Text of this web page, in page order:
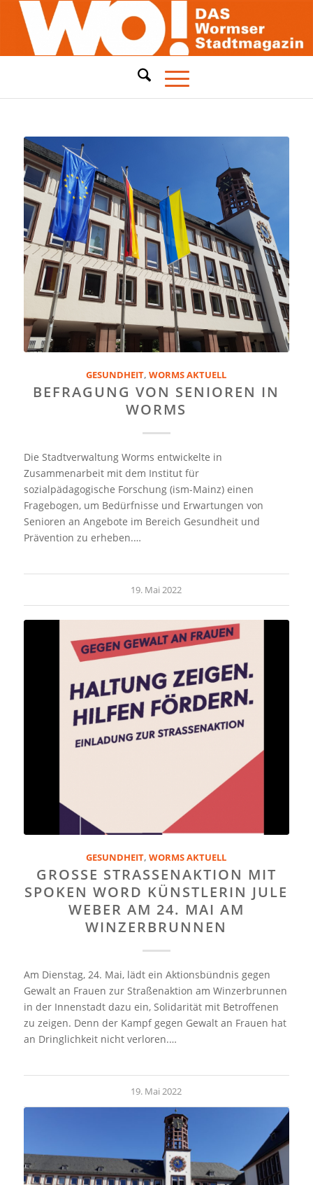
GESUNDHEIT,WORMS AKTUELL
BEFRAGUNG VON SENIOREN IN
WORMS
Die Stadtverwaltung Worms entwickelte in
Zusammenarbeit mit dem Institut für
sozialpädagogische Forschung (ism-Mainz) einen
Fragebogen, um Bedürfnisse und Erwartungen von
Senioren an Angebote im Bereich Gesundheit und
Prävention zu erheben.…
19. Mai 2022
GESUNDHEIT,WORMS AKTUELL
GROSSE STRASSENAKTION MIT SP
OKEN WORD KÜNSTLERIN JULE WE
BER AM 24. MAI AM WI
NZERBRUNNEN
Am Dienstag, 24. Mai, lädt ein Aktionsbündnis gegen
Gewalt an Frauen zur Straßenaktion am Winzerbrunnen
in der Innenstadt dazu ein, Solidarität mit Betroffenen
zu zeigen. Denn der Kampf gegen Gewalt an Frauen hat
an Dringlichkeit nicht verloren.…
19. Mai 2022